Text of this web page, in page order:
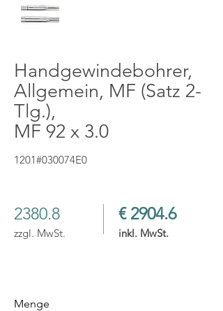
Handgewindebohrer,
Allgemein, MF (Satz 2-
Tlg.),
MF 92 x 3.0
1201#030074E0
2380.8
zzgl. MwSt.
€ 2904.6
inkl. MwSt.
Menge